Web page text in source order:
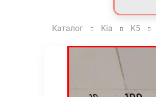
Каталог Kia K5